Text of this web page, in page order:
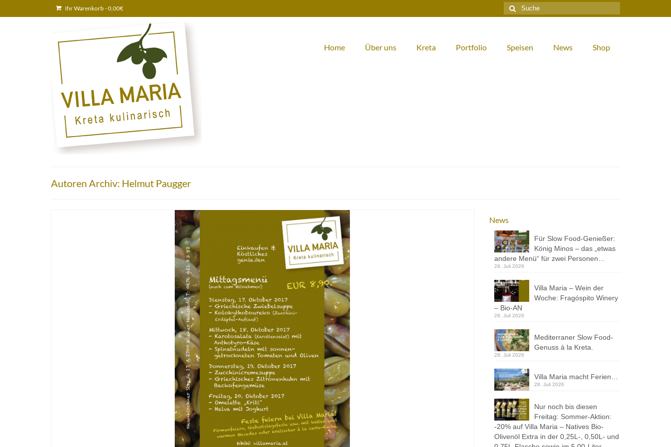
Ihr Warenkorb-0,00€
Suche
nach:
Home Über uns Kreta Portfolio Speisen News Shop
Autoren Archiv: Helmut Paugger
News
Für Slow Food-Genießer:
König Minos – das „etwas
andere Menü“ für zwei Personen…
28. Juli 2026
Villa Maria – Wein der
Woche: Fragóspito Winery
– Bio-AN
28. Juli 2026
Mediterraner Slow Food-
Genuss à la Kreta.
28. Juli 2026
Villa Maria macht Ferien…
28. Juli 2026
Nur noch bis diesen
Freitag: Sommer-Aktion:
-20% auf Villa Maria – Natives Bio-
Olivenöl Extra in der 0,25L-, 0,50L- und